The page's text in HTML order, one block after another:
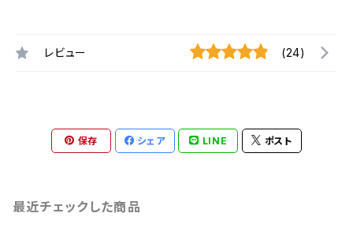
レビュー (24)
保存 シェア LINE ポスト
最近チェックした商品